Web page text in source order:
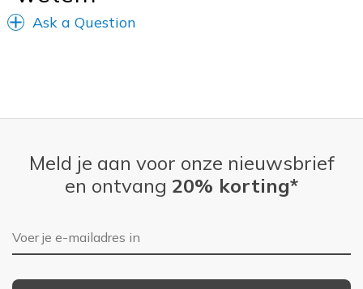
Ask a Question
Meld je aan voor onze nieuwsbrief
en ontvang 20% korting*
E-mailadres